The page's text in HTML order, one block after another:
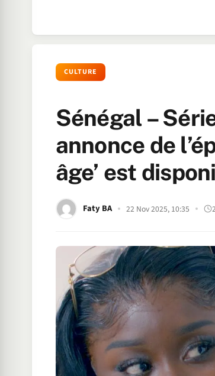
CULTURE
Sénégal –
annonce de
âge’ est
Faty BA 22 Nov 2025, 10:35